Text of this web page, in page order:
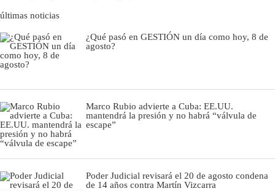
últimas noticias
¿Qué pasó en GESTIÓN un día como hoy, 8 de
agosto?
Marco Rubio advierte a Cuba: EE.UU.
mantendrá la presión y no habrá “válvula de
escape”
Poder Judicial revisará el 20 de agosto condena
de 14 años contra Martín Vizcarra